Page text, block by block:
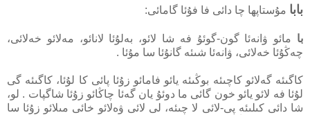
بابا مۇستاپھا چا دائى فا فۇئا گامائى:
با مائو ۋانەئا گون-گوئۇ فە شا لائو، بەلۇئا لانائو، مەلائو خەلائى،
چەڭۇئا خەلائى، ۋانەئا شىئە گانۇئا سا مۇئا .
كاگىئە گەلائو كاچىئە بوڭىئە يائو فامائو زۇئا پائى كا لۇئا، كاگىئە گى
لۇئا فە لائو يائو خون گائى ما دوئۇ يان گەئا چاڭائو زۇئا شاگپات . لو،
شا دائى كىلىئە پى-لائى لا چىئە، لى لائى ۋەلائو خائى مىلائو زۇئا سا